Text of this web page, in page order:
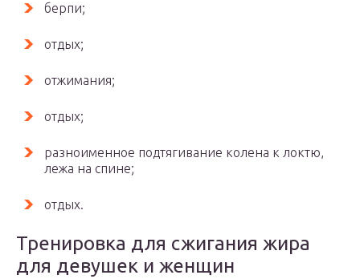
берпи;
отдых;
отжимания;
отдых;
разноименное подтягивание колена к локтю,
лежа на спине;
отдых.
Тренировка для сжигания жира
для девушек и женщин